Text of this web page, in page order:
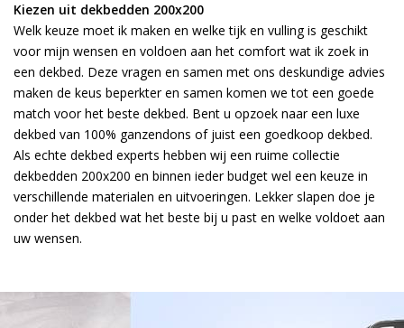
Kiezen uit dekbedden 200x200
Welk keuze moet ik maken en welke tijk en vulling is geschikt
voor mijn wensen en voldoen aan het comfort wat ik zoek in
een dekbed. Deze vragen en samen met ons deskundige advies
maken de keus beperkter en samen komen we tot een goede
match voor het beste dekbed. Bent u opzoek naar een luxe
dekbed van 100% ganzendons of juist een goedkoop dekbed.
Als echte dekbed experts hebben wij een ruime collectie
dekbedden 200x200 en binnen ieder budget wel een keuze in
verschillende materialen en uitvoeringen. Lekker slapen doe je
onder het dekbed wat het beste bij u past en welke voldoet aan
uw wensen.